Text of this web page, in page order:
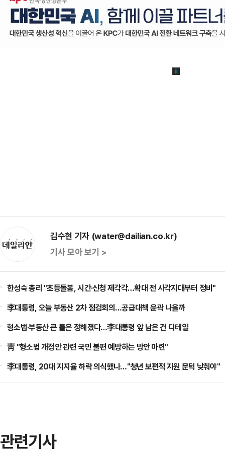
김수현 기자 (water@dailian.co.kr)
기사 모아 보기 >
한성숙 총리 "초등돌봄, 시간·신청 제각각…확대 전 사각지대부터 정비"
李대통령, 오늘 부동산 2차 점검회의…공급대책 윤곽 나올까
형소법·부동산 큰 틀은 정해졌다…李대통령 앞 남은 건 디테일
靑 "형소법 개정안 관련 국민 불편 예방하는 방안 마련"
李대통령, 20대 지지율 하락 의식했나…"청년 보편적 지원 문턱 낮춰야"
관련기사